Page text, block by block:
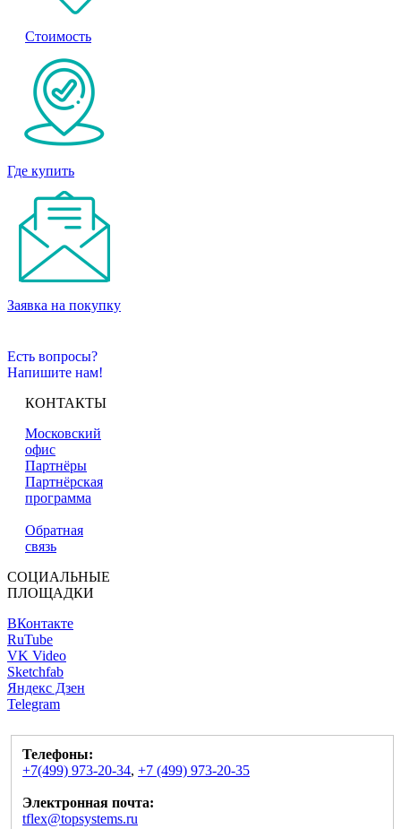
Стоимость
Где купить
Заявка на покупку
Есть вопросы?
Напишите нам!
КОНТАКТЫ
Московский
офис
Партнёры
Партнёрская
программа
Обратная
связь
СОЦИАЛЬНЫЕ
ПЛОЩАДКИ
ВКонтакте
RuTube
VK Video
Sketchfab
Яндекс Дзен
Telegram
Телефоны:
+7(499) 973-20-34, +7 (499) 973-20-35
Электронная почта:
tflex@topsystems.ru